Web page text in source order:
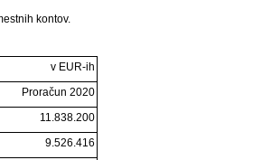
kontov.
v EUR-ih
Proračun 2020
11.838.200
9.526.416